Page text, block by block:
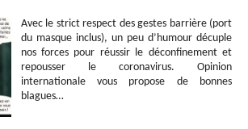
Avec le strict respect des gestes barrière (port
du masque inclus), un peu d’humour décuple
nos forces pour réussir le déconfinement et
repousser le coronavirus. Opinion
internationale vous propose de bonnes
blagues…